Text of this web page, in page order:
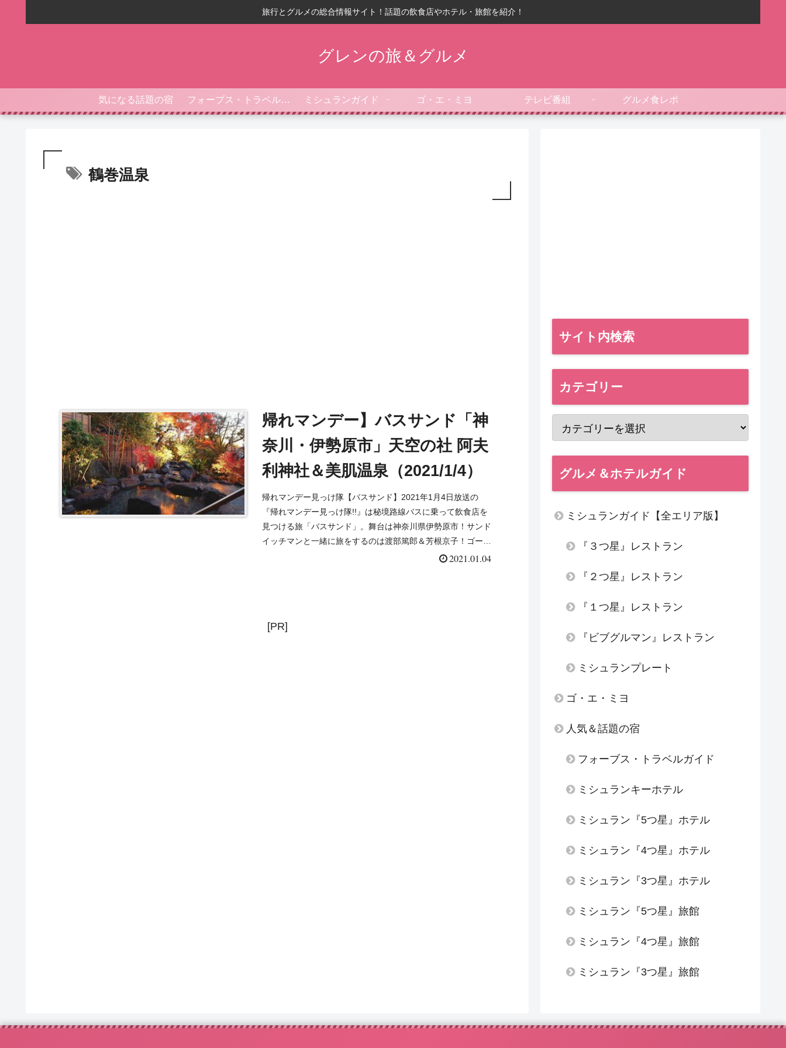
旅行とグルメの総合情報サイト！話題の飲食店やホテル・旅館を紹介！
グレンの旅＆グルメ
気になる話題の宿 フォーブス・トラベルガイド ミシュランガイド ゴ・エ・ミヨ テレビ番組 グルメ食レポ
鶴巻温泉
帰れマンデー】バスサンド「神
奈川・伊勢原市」天空の社 阿夫
利神社＆美肌温泉（2021/1/4）
帰れマンデー見っけ隊【バスサンド】2021年1月4日放送の
『帰れマンデー見っけ隊!!』は秘境路線バスに乗って飲食店を
見つける旅「バスサンド」。舞台は神奈川県伊勢原市！サンド
イッチマンと一緒に旅をするのは渡部篤郎＆芳根京子！ゴール
の天空の社「大山阿夫利神社」＆美肌温泉を目指します！...
2021.01.04
[PR]
サイト内検索
カテゴリー
グルメ＆ホテルガイド
ミシュランガイド【全エリア版】
『３つ星』レストラン
『２つ星』レストラン
『１つ星』レストラン
『ビブグルマン』レストラン
ミシュランプレート
ゴ・エ・ミヨ
人気＆話題の宿
フォーブス・トラベルガイド
ミシュランキーホテル
ミシュラン『5つ星』ホテル
ミシュラン『4つ星』ホテル
ミシュラン『3つ星』ホテル
ミシュラン『5つ星』旅館
ミシュラン『4つ星』旅館
ミシュラン『3つ星』旅館